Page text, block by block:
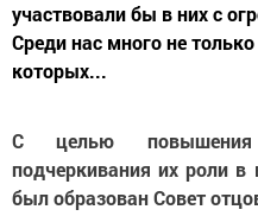
участвовали бы в них с
Среди нас много не
которых...
С целью
подчеркивания их роли в
был образован Совет